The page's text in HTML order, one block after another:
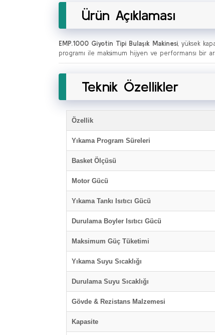
Ürün Açıklaması
EMP.1000 Giyotin Tipi Bulaşık Makinesi, yüksek
programı ile maksimum hijyen ve performansı bir
Teknik Özellikler
Özellik
Yıkama Program Süreleri
Basket Ölçüsü
Motor Gücü
Yıkama Tankı Isıtıcı Gücü
Durulama Boyler Isıtıcı Gücü
Maksimum Güç Tüketimi
Yıkama Suyu Sıcaklığı
Durulama Suyu Sıcaklığı
Gövde & Rezistans Malzemesi
Kapasite